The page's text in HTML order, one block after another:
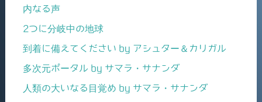
内なる声
2つに分岐中の地球
到着に備えてください by アシュター＆カリガル
多次元ポータル by サマラ・サナンダ
人類の大いなる目覚め by サマラ・サナンダ